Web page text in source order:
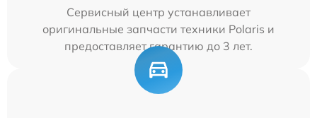
Сервисный центр устанавливает
оригинальные запчасти техники Polaris и
предоставляет гарантию до 3 лет.